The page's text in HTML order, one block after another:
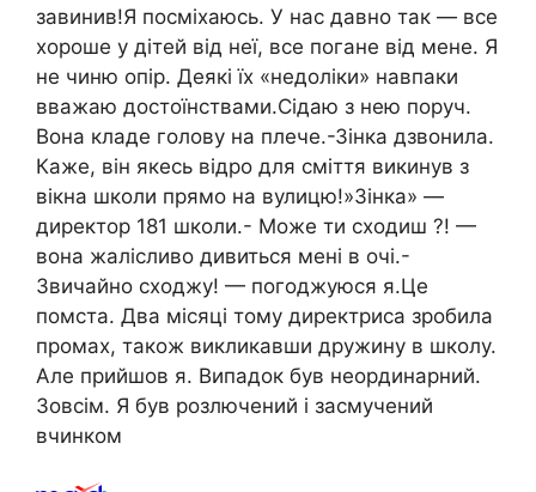
завинив!Я посміхаюсь. У нас давно так — все
хороше y дітей від неї, все погане від мене. Я
не чиню опір. Деякі їх «недоліки» навпаки
вважаю достоїнствами.Сідаю з нею поруч.
Вона кладе голову на плече.-Зінка дзвонила.
Каже, він якесь відро для сміття викинув з
вікна школи прямо на вулицю!»Зінка» —
директор 181 школи.- Може ти сходиш ?! —
вона жалісливо дивиться мені в очі.-
Звичайно сходжу! — погоджуюся я.Це
помста. Два місяці тому директриса зробила
промах, також викликавши дружину в школу.
Але прийшов я. Випадок був неординарний.
Зовсім. Я був розлючений і засмучений
вчинком